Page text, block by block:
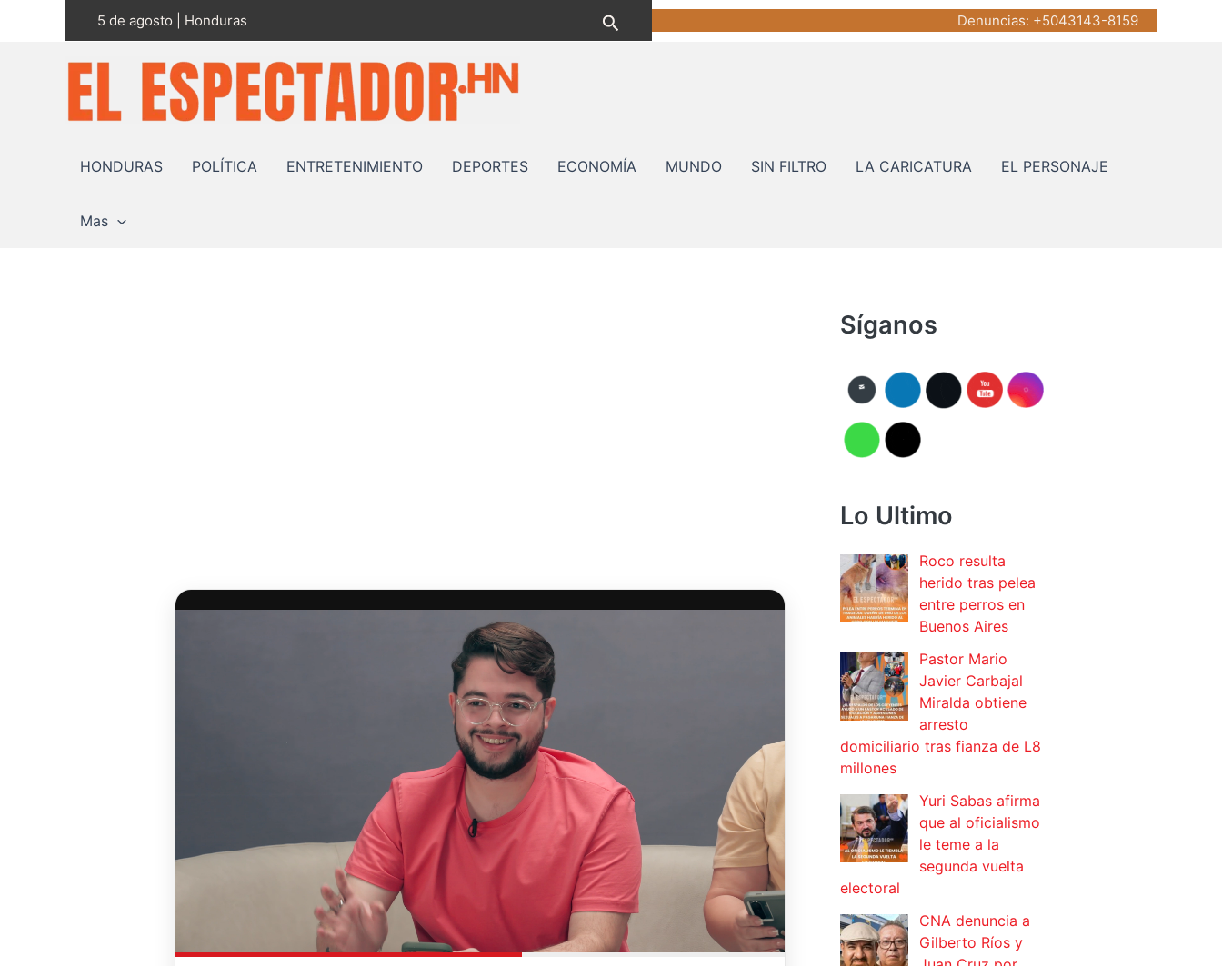
5 de agosto | Honduras Buscar Denuncias: +5043143-8159
HONDURAS POLÍTICA ENTRETENIMIENTO DEPORTES ECONOMÍA MUNDO SIN FILTRO LA CARICATURA EL PERSONAJE
Mas
Síganos
Lo Ultimo
Roco resulta
herido tras pelea
entre perros en
Buenos Aires
Pastor Mario
Javier Carbajal
Miralda obtiene
arresto
domiciliario tras fianza de L8
millones
Yuri Sabas afirma
que al oficialismo
le teme a la
segunda vuelta
electoral
CNA denuncia a
Gilberto Ríos y